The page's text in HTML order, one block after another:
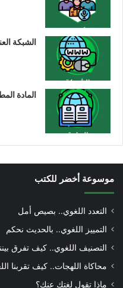
الشبكة
المادة
موسوعة أخضر للكتب
التعدد اللغوي.. بصيص أمل
التمييز اللغوي.. بالحديث نحكم
التصنيف اللغوي.. كيف تفرق
محاكاة اللهجات.. كيف تقربنا
ماذا تقول لغتك عنك؟